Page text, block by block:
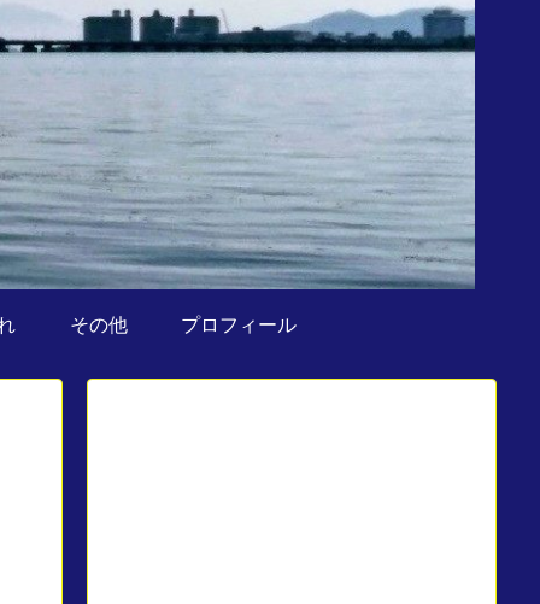
その他 プロフィール